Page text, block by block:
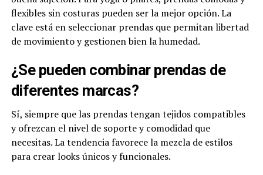
flexibles sin costuras pueden ser la mejor opción. La
clave está en seleccionar prendas que permitan libertad
de movimiento y gestionen bien la humedad.
¿Se pueden combinar prendas de
diferentes marcas?
Sí, siempre que las prendas tengan tejidos compatibles
y ofrezcan el nivel de soporte y comodidad que
necesitas. La tendencia favorece la mezcla de estilos
para crear looks únicos y funcionales.